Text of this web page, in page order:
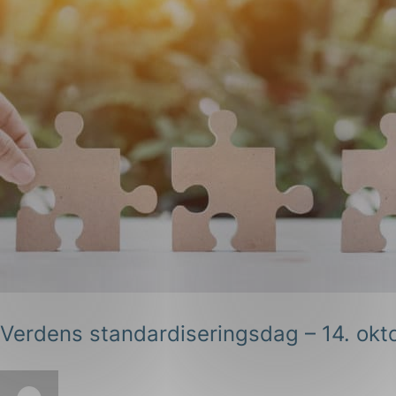
Verdens standardiseringsdag – 14.